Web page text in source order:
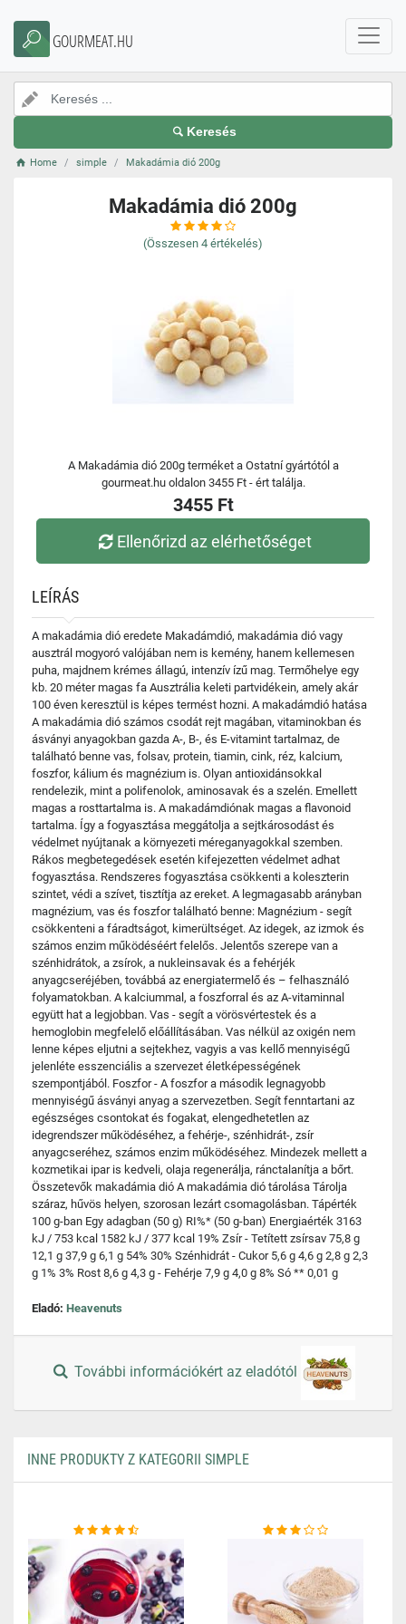
GOURMEAT.HU
Keresés
Home simple Makadámia dió 200g
Makadámia dió 200g
(Összesen 4 értékelés)
A Makadámia dió 200g terméket a Ostatní gyártótól a
gourmeat.hu oldalon 3455 Ft - ért találja.
3455 Ft
Ellenőrizd az elérhetőséget
LEÍRÁS
A makadámia dió eredete Makadámdió, makadámia dió vagy
ausztrál mogyoró valójában nem is kemény, hanem kellemesen
puha, majdnem krémes állagú, intenzív ízű mag. Termőhelye egy
kb. 20 méter magas fa Ausztrália keleti partvidékein, amely akár
100 éven keresztül is képes termést hozni. A makadámdió hatása
A makadámia dió számos csodát rejt magában, vitaminokban és
ásványi anyagokban gazda A-, B-, és E-vitamint tartalmaz, de
található benne vas, folsav, protein, tiamin, cink, réz, kalcium,
foszfor, kálium és magnézium is. Olyan antioxidánsokkal
rendelezik, mint a polifenolok, aminosavak és a szelén. Emellett
magas a rosttartalma is. A makadámdiónak magas a flavonoid
tartalma. Így a fogyasztása meggátolja a sejtkárosodást és
védelmet nyújtanak a környezeti méreganyagokkal szemben.
Rákos megbetegedések esetén kifejezetten védelmet adhat
fogyasztása. Rendszeres fogyasztása csökkenti a koleszterin
szintet, védi a szívet, tisztítja az ereket. A legmagasabb arányban
magnézium, vas és foszfor található benne: Magnézium - segít
csökkenteni a fáradtságot, kimerültséget. Az idegek, az izmok és
számos enzim működéséért felelős. Jelentős szerepe van a
szénhidrátok, a zsírok, a nukleinsavak és a fehérjék
anyagcseréjében, továbbá az energiatermelő és – felhasználó
folyamatokban. A kalciummal, a foszforral és az A-vitaminnal
együtt hat a legjobban. Vas - segít a vörösvértestek és a
hemoglobin megfelelő előállításában. Vas nélkül az oxigén nem
lenne képes eljutni a sejtekhez, vagyis a vas kellő mennyiségű
jelenléte esszenciális a szervezet életképességének
szempontjából. Foszfor - A foszfor a második legnagyobb
mennyiségű ásványi anyag a szervezetben. Segít fenntartani az
egészséges csontokat és fogakat, elengedhetetlen az
idegrendszer működéséhez, a fehérje-, szénhidrát-, zsír
anyagcseréhez, számos enzim működéséhez. Mindezek mellett a
kozmetikai ipar is kedveli, olaja regenerálja, ránctalanítja a bőrt.
Összetevők makadámia dió A makadámia dió tárolása Tárolja
száraz, hűvös helyen, szorosan lezárt csomagolásban. Tápérték
100 g-ban Egy adagban (50 g) RI%* (50 g-ban) Energiaérték 3163
kJ / 753 kcal 1582 kJ / 377 kcal 19% Zsír - Tetített zsírsav 75,8 g
12,1 g 37,9 g 6,1 g 54% 30% Szénhidrát - Cukor 5,6 g 4,6 g 2,8 g 2,3
g 1% 3% Rost 8,6 g 4,3 g - Fehérje 7,9 g 4,0 g 8% Só ** 0,01 g
Eladó: Heavenuts
További információkért az eladótól
INNE PRODUKTY Z KATEGORII SIMPLE